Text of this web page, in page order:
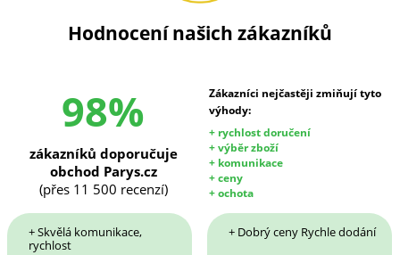
Hodnocení našich zákazníků
98%
Zákazníci nejčastěji zmiňují tyto
výhody:
+ rychlost doručení
+ výběr zboží
+ komunikace
+ ceny
+ ochota
zákazníků doporučuje
obchod Parys.cz
(přes 11 500 recenzí)
+ Skvělá komunikace,
rychlost
+ Dobrý ceny Rychle dodání